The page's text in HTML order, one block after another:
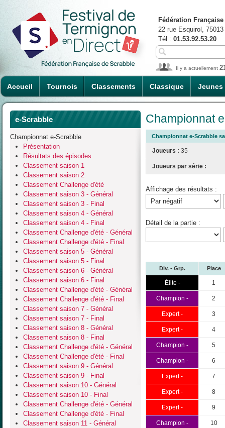
Accueil Tournois Classements Classique Jeunes
Fédération
22 rue Esquirol,
Tél : 01.53.92.53.20
Il y a actuellement
e-Scrabble
Championnat e-Scrabble
Présentation
Résultats des épisodes
Classement saison 1
Classement saison 2
Classement Challenge d'été
Classement saison 3 - Général
Classement saison 3 - Final
Classement saison 4 - Général
Classement saison 4 - Final
Classement Challenge d'été - Général
Classement Challenge d'été - Final
Classement saison 5 - Général
Classement saison 5 - Final
Classement saison 6 - Général
Classement saison 6 - Final
Classement Challenge d'été - Général
Classement Challenge d'été - Final
Classement saison 7 - Général
Classement saison 7 - Final
Classement saison 8 - Général
Classement saison 8 - Final
Classement Challenge d'été - Général
Classement Challenge d'été - Final
Classement saison 9 - Général
Classement saison 9 - Final
Classement saison 10 - Général
Classement saison 10 - Final
Classement Challenge d'été - Général
Classement Challenge d'été - Final
Classement saison 11 - Général
Championnat
Championnat e-Scrabble
Joueurs : 35
Joueurs par série :
Affichage des résultats :
Détail de la partie :
Div. - Grp. Place
Élite - 1
Champion - 2
Expert - 3
Expert - 4
Champion - 5
Champion - 6
Expert - 7
Expert - 8
Expert - 9
Champion - 10